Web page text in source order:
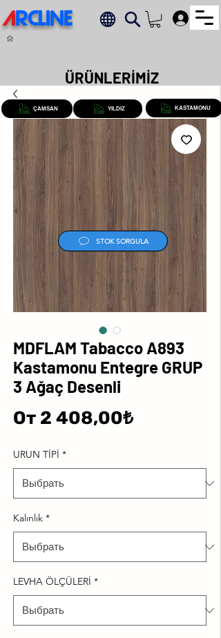
ARCLINE
MDFLAM Tabacco A893
Kastamonu Entegre GRUP
3 Ağaç Desenli
От 2 408,00₺Спеццена
URUN TİPİ *
Kalınlık *
LEVHA ÖLÇÜLERİ *
ÇAMSAN YILDIZ KASTAMONU
STOK SORGULA
ÜRÜNLERİMİZ